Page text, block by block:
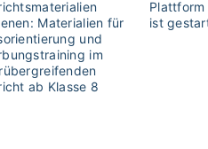
Materialien für
und
im
ab Klasse 8
ist